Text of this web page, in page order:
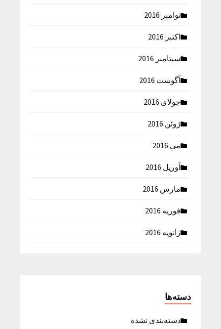
نوامبر 2016
اکتبر 2016
سپتامبر 2016
آگوست 2016
جولای 2016
ژوئن 2016
می 2016
آوریل 2016
مارس 2016
فوریه 2016
ژانویه 2016
دسته‌ها
دسته‌بندی نشده